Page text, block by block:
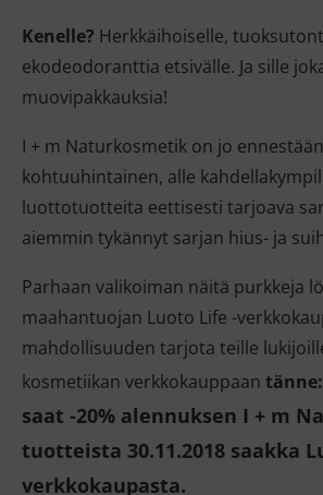
Kenelle? Herkkäihoiselle,
ekodeodoranttia etsivälle. Ja sille
muovipakkauksia!
I + m Naturkosmetik on jo ennestään
kohtuuhintainen, alle
luottotuotteita eettisesti tarjoava
aiemmin tykännyt sarjan hius- ja
Parhaan valikoiman näitä purkkeja
maahantuojan Luoto Life -
mahdollisuuden tarjota teille
kosmetiikan verkkokauppaan tänne:
saat -20% alennuksen I + m
tuotteista 30.11.2018 saakka
verkkokaupasta.